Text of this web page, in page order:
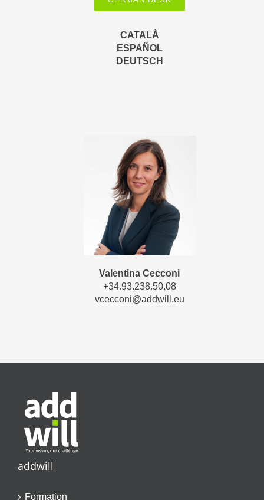
CATALÀ
ESPAÑOL
DEUTSCH
Valentina Cecconi
+34.93.238.50.08
vcecconi@addwill.eu
addwill
Formation